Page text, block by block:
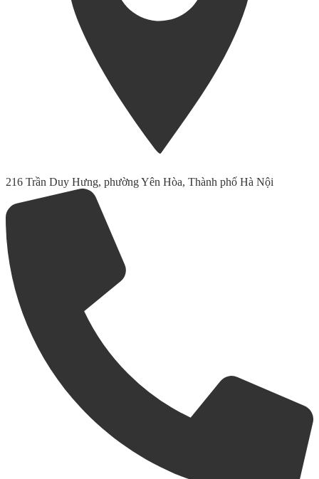
216 Trần Duy Hưng, phường Yên Hòa, Thành phố Hà Nội